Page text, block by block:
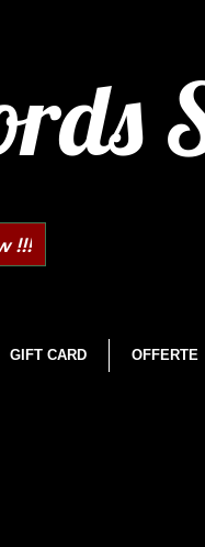
!!!
GIFT CARD OFFERTE